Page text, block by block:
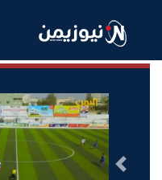
السابق